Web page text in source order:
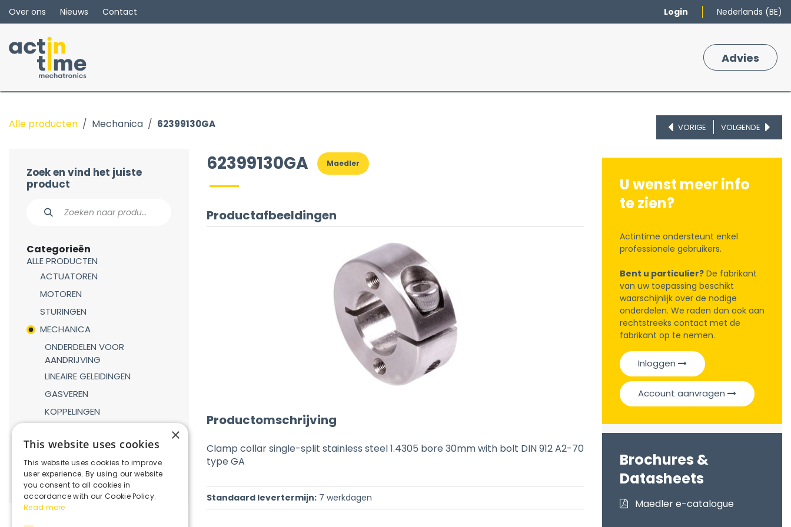
Overslaan naar inhoud
Over ons Nieuws Contact Login Nederlands (BE)
Adv​ies
Alle producten Mechanica 62399130GA VORIGE VOLGENDE
Zoek en vind het juiste
product
Categorieën
ALLE PRODUCTEN
ACTUATOREN
MOTOREN
STURINGEN
MECHANICA
ONDERDELEN VOOR
AANDRIJVING
LINEAIRE GELEIDINGEN
GASVEREN
KOPPELINGEN
VERBINDINGSDELEN
ROBOTICA
62399130GA Maedler
Productafbeeldingen
Productomschrijving
Clamp collar single-split stainless steel 1.4305 bore 30mm with bolt DIN 912 A2-70
type GA
Standaard levertermijn: 7 werkdagen
U wenst meer info
te zien?
Actintime ondersteunt enkel
professionele gebruikers.
Bent u particulier? De fabrikant
van uw toepassing beschikt
waarschijnlijk over de nodige
onderdelen. We raden dan ook aan
rechtstreeks contact met de
fabrikant op te nemen.
Inloggen
Account aanvragen
Brochures &
Datasheets
Maedler e-catalogue
×
This website uses cookies
This website uses cookies to improve
user experience. By using our website
you consent to all cookies in
accordance with our Cookie Policy.
Read more